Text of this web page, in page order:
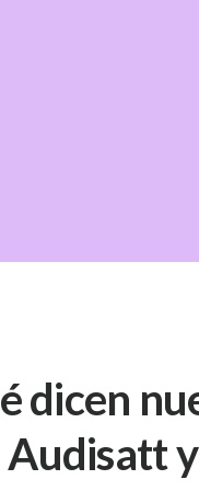
dicen
Audisatt